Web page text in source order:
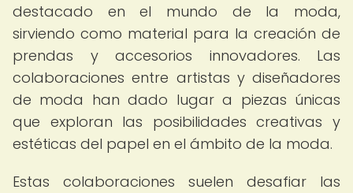
destacado en el mundo de la moda,
sirviendo como material para la creación de
prendas y accesorios innovadores. Las
colaboraciones entre artistas y diseñadores
de moda han dado lugar a piezas únicas
que exploran las posibilidades creativas y
estéticas del papel en el ámbito de la moda.
Estas colaboraciones suelen desafiar las